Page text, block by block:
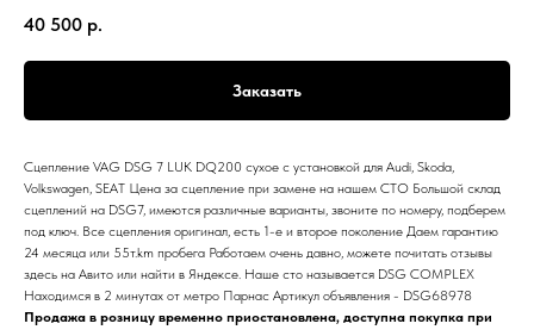
40 500 р.
Заказать
Сцепление VAG DSG 7 LUK DQ200 сухое с установкой для Audi, Skoda,
Volkswagen, SEAT Цена за сцепление при замене на нашем СТО Большой склад
сцеплений на DSG7, имеются различные варианты, звоните по номеру, подберем
под ключ. Все сцепления оригинал, есть 1-е и второе поколение Даем гарантию
24 месяца или 55т.km пробега Работаем очень давно, можете почитать отзывы
здесь на Авито или найти в Яндексе. Наше сто называется DSG COMPLEX
Находимся в 2 минутах от метро Парнас Артикул объявления - DSG68978
Продажа в розницу временно приостановлена, доступна покупка при